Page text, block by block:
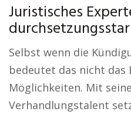
Juristisches
Selbst wenn die
bedeutet das nicht das
Möglichkeiten. Mit
Verhandlungstalent